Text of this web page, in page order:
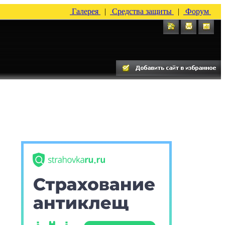
Галерея | Средства защиты | Форум